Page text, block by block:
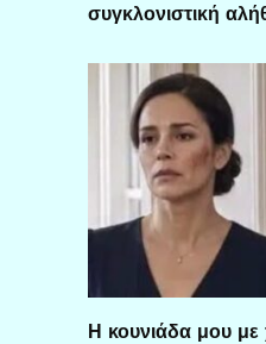
συγκλονιστική
Η κουνιάδα μου